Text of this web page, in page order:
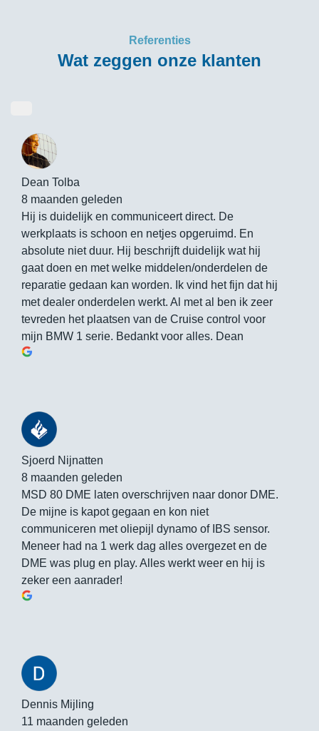
Referenties
Wat zeggen onze klanten
Dean Tolba
8 maanden geleden
Hij is duidelijk en communiceert direct. De
werkplaats is schoon en netjes opgeruimd. En
absolute niet duur. Hij beschrijft duidelijk wat hij
gaat doen en met welke middelen/onderdelen de
reparatie gedaan kan worden. Ik vind het fijn dat hij
met dealer onderdelen werkt. Al met al ben ik zeer
tevreden het plaatsen van de Cruise control voor
mijn BMW 1 serie. Bedankt voor alles. Dean
Sjoerd Nijnatten
8 maanden geleden
MSD 80 DME laten overschrijven naar donor DME.
De mijne is kapot gegaan en kon niet
communiceren met oliepijl dynamo of IBS sensor.
Meneer had na 1 werk dag alles overgezet en de
DME was plug en play. Alles werkt weer en hij is
zeker een aanrader!
Dennis Mijling
11 maanden geleden